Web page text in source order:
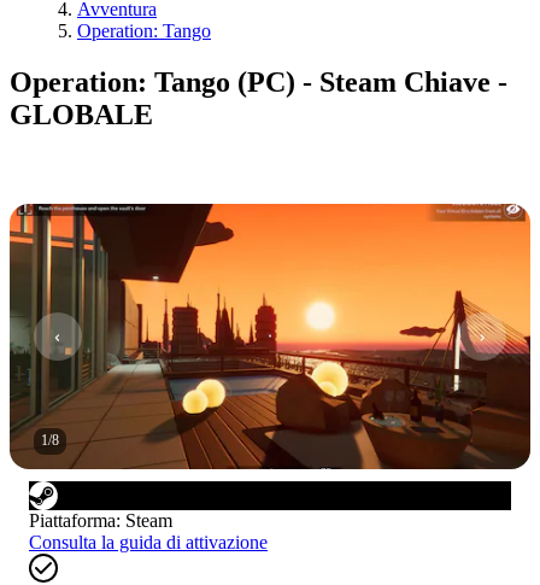
Avventura
Operation: Tango
Operation: Tango (PC) - Steam Chiave -
GLOBALE
1/8
Piattaforma: Steam
Consulta la guida di attivazione